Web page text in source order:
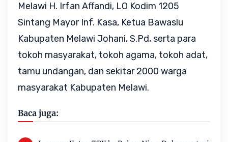
Melawi H. Irfan Affandi, LO Kodim 1205
Sintang Mayor Inf. Kasa, Ketua Bawaslu
Kabupaten Melawi Johani, S.Pd, serta para
tokoh masyarakat, tokoh agama, tokoh adat,
tamu undangan, dan sekitar 2000 warga
masyarakat Kabupaten Melawi.
Baca juga: